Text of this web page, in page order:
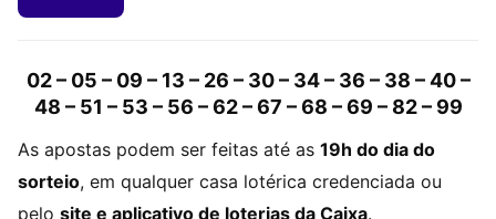
02 – 05 – 09 – 13 – 26 – 30 – 34 – 36 – 38 – 40 –
48 – 51 – 53 – 56 – 62 – 67 – 68 – 69 – 82 – 99
As apostas podem ser feitas até as 19h do dia do
sorteio, em qualquer casa lotérica credenciada ou
pelo site e aplicativo de loterias da Caixa.